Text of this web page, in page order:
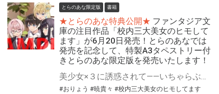
とらのあな限定版 書籍
★とらのあな特典公開★ ファンタジア文
庫の注目作品「校内三大美女のヒモして
ます」が6月20日発売！とらのあなでは
発売を記念して、特製A3タペストリー付
きとらのあな限定版を発売いたします！
美少女×３に誘惑されて――いちゃらぶするのも、ヒモのおしごと。 「校内三大美女のヒモしてます」6月20日(木)に発売！！ とらのあなでは発売を記念して「特製A3タペストリー付き」とらのあな限定版を発売いたします。 とらのあな限定版の数は限られていますので是非お早めにお求めください！
#おりょう #暁貴々 #校内三大美女のヒモしてます